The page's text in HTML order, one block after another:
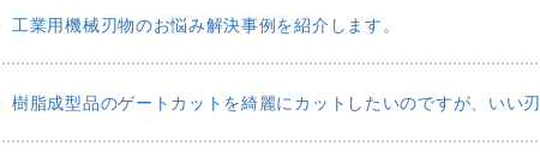
工業用機械刃物のお悩み解決事例を紹介します。
樹脂成型品のゲートカットを綺麗にカットしたいのですが、いい